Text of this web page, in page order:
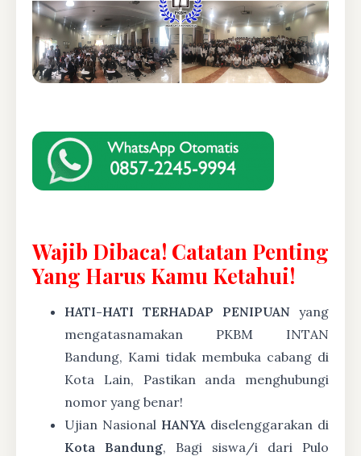
Wajib Dibaca! Catatan Penting
Yang Harus Kamu Ketahui!
HATI-HATI TERHADAP PENIPUAN yang
mengatasnamakan PKBM INTAN
Bandung, Kami tidak membuka cabang di
Kota Lain, Pastikan anda menghubungi
nomor yang benar!
Ujian Nasional HANYA diselenggarakan di
Kota Bandung, Bagi siswa/i dari Pulo